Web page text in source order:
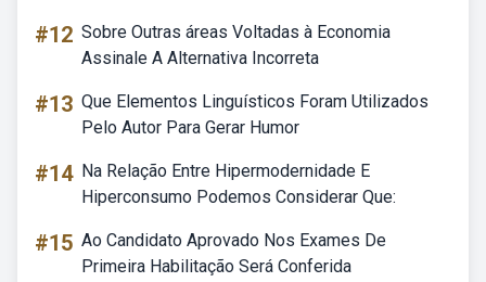
#12 Sobre Outras áreas Voltadas à Economia
Assinale A Alternativa Incorreta
#13 Que Elementos Linguísticos Foram Utilizados
Pelo Autor Para Gerar Humor
#14 Na Relação Entre Hipermodernidade E
Hiperconsumo Podemos Considerar Que:
#15 Ao Candidato Aprovado Nos Exames De
Primeira Habilitação Será Conferida